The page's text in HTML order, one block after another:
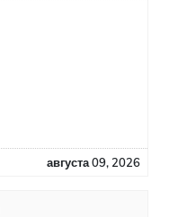
августа 09, 2026